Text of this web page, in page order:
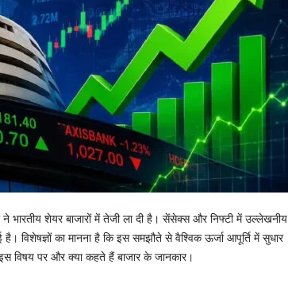
ने भारतीय शेयर बाजारों में तेजी ला दी है। सेंसेक्स और निफ्टी में उल्लेखनीय
विशेषज्ञों का मानना है कि इस समझौते से वैश्विक ऊर्जा आपूर्ति में सुधार
विषय पर और क्या कहते हैं बाजार के जानकार।